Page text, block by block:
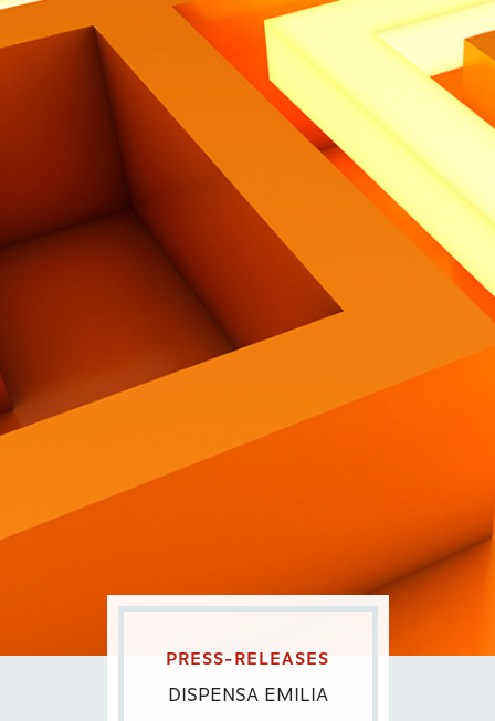
Heritage
Lavora con noi
Contatti
PRESS-RELEASES
DISPENSA EMILIA